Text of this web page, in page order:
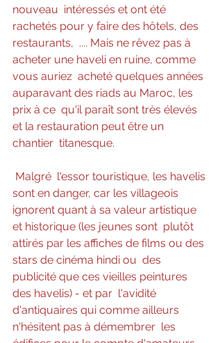
nouveau  intéressés et ont été
rachetés pour y faire des hôtels, des
restaurants,  .... Mais ne rêvez pas à
acheter une haveli en ruine, comme
vous auriez  acheté quelques années
auparavant des riads au Maroc, les
prix à ce  qu'il paraît sont très élevés
et la restauration peut être un
chantier  titanesque.
Malgré  l'essor touristique, les havelis
sont en danger, car les villageois
ignorent quant à sa valeur artistique
et historique (les jeunes sont  plutôt
attirés par les affiches de films ou des
stars de cinéma hindi ou  des
publicité que ces vieilles peintures
des havelis) - et par  l'avidité
d'antiquaires qui comme ailleurs
n'hésitent pas à démembrer  les